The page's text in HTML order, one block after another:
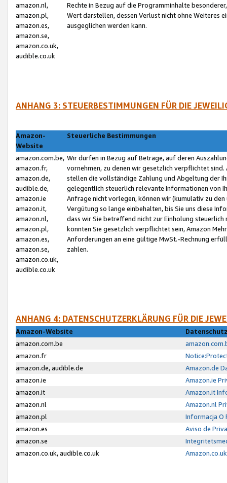
amazon.nl,
amazon.pl,
amazon.es,
amazon.se,
amazon.co.uk,
audible.co.uk
Rechte in Bezug auf die Programminhalte
Wert darstellen, dessen Verlust nicht ohne Weiteres
ausgeglichen werden kann.
ANHANG 3: STEUERBESTIMMUNGEN FÜR DIE
Amazon-
Website
Steuerliche Bestimmungen
amazon.com.be,
amazon.fr,
amazon.de,
audible.de,
amazon.ie
amazon.it,
amazon.nl,
amazon.pl,
amazon.es,
amazon.se,
amazon.co.uk,
audible.co.uk
Wir dürfen in Bezug auf Beträge, auf deren
vornehmen, zu denen wir gesetzlich verpflichtet
stellen die vollständige Zahlung und Abgeltung der
gelegentlich steuerlich relevante Informationen von
Anfrage nicht vorlegen, können wir (kumulativ zu
Vergütung so lange einbehalten, bis Sie uns diese
dass wir Sie betreffend nicht zur Einholung
könnten Sie gesetzlich verpflichtet sein, Amazon
Anforderungen an eine gültige MwSt.-Rechnung
zahlen.
ANHANG 4: DATENSCHUTZERKLÄRUNG FÜR DIE
Amazon-Website
amazon.com.be
amazon.fr
amazon.de, audible.de
Amazon.de
amazon.ie
Amazon.ie
amazon.it
Amazon.it
amazon.nl
Amazon.nl
amazon.pl
Informacja O
amazon.es
Aviso de
amazon.se
amazon.co.uk, audible.co.uk